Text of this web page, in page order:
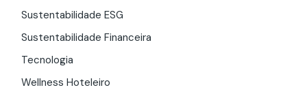
Sustentabilidade ESG
Sustentabilidade Financeira
Tecnologia
Wellness Hoteleiro